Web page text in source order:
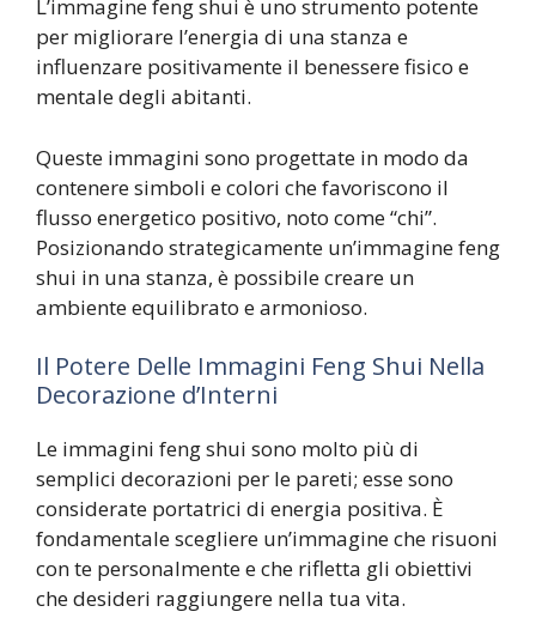
L’immagine feng shui è uno strumento potente
per migliorare l’energia di una stanza e
influenzare positivamente il benessere fisico e
mentale degli abitanti.
Queste immagini sono progettate in modo da
contenere simboli e colori che favoriscono il
flusso energetico positivo, noto come “chi”.
Posizionando strategicamente un’immagine feng
shui in una stanza, è possibile creare un
ambiente equilibrato e armonioso.
Il Potere Delle Immagini Feng Shui Nella
Decorazione d’Interni
Le immagini feng shui sono molto più di
semplici decorazioni per le pareti; esse sono
considerate portatrici di energia positiva. È
fondamentale scegliere un’immagine che risuoni
con te personalmente e che rifletta gli obiettivi
che desideri raggiungere nella tua vita.